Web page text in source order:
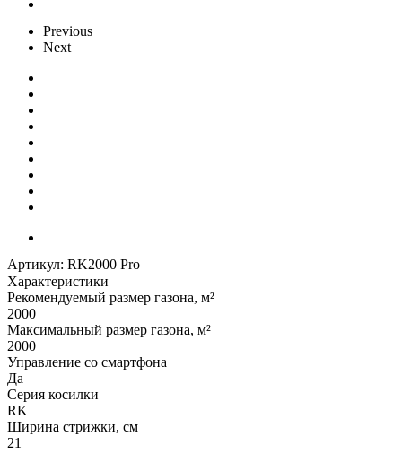
Previous
Next
Артикул: RK2000 Pro
Характеристики
Рекомендуемый размер газона, м²
2000
Максимальный размер газона, м²
2000
Управление со смартфона
Да
Серия косилки
RK
Ширина стрижки, см
21